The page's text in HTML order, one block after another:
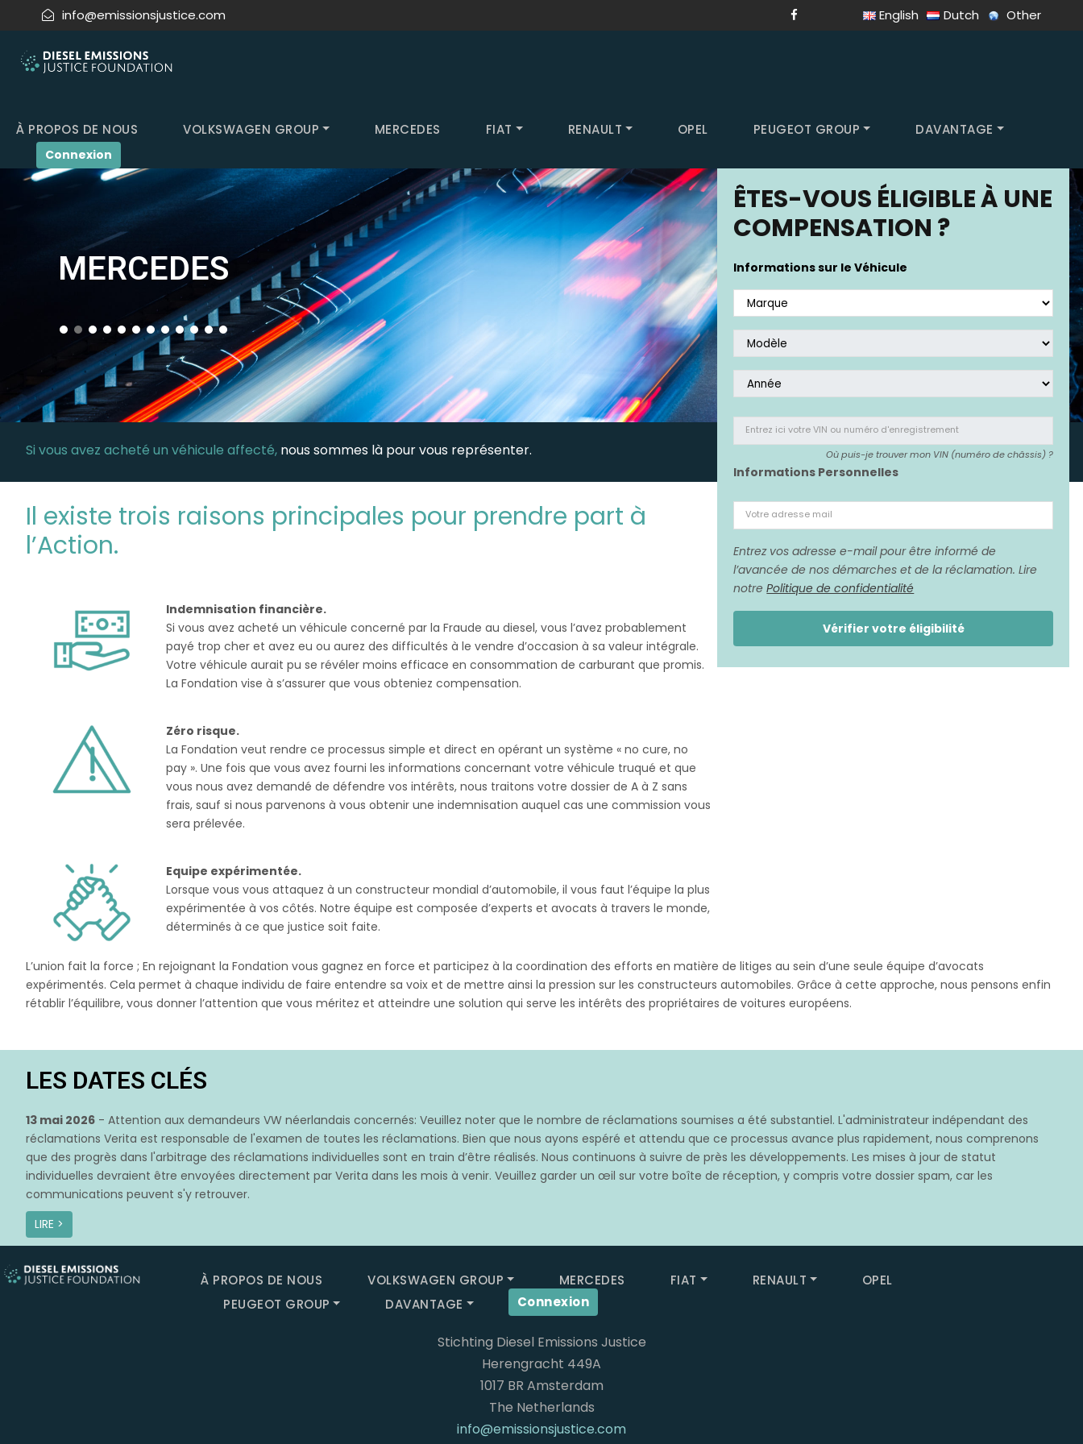
info@emissionsjustice.com English Dutch Other
À PROPOS DE NOUS VOLKSWAGEN GROUP MERCEDES FIAT RENAULT OPEL PEUGEOT GROUP DAVANTAGE
Connexion
MERCEDES
ÊTES-VOUS ÉLIGIBLE À UNE
COMPENSATION ?
Informations sur le Véhicule
Entrez ici votre VIN ou numéro d'enregistrement
Où puis-je trouver mon VIN (numéro de châssis) ?
Informations Personnelles
Votre adresse mail
Entrez vos adresse e-mail pour être informé de
l’avancée de nos démarches et de la réclamation. Lire
notrePolitique de confidentialité
Vérifier votre éligibilité
Si vous avez acheté un véhicule affecté, nous sommes là pour vous représenter.
Il existe trois raisons principales pour prendre part à
l’Action.
Indemnisation financière.
Si vous avez acheté un véhicule concerné par la Fraude au diesel, vous l’avez probablement
payé trop cher et avez eu ou aurez des difficultés à le vendre d’occasion à sa valeur intégrale.
Votre véhicule aurait pu se révéler moins efficace en consommation de carburant que promis.
La Fondation vise à s’assurer que vous obteniez compensation.
Zéro risque.
La Fondation veut rendre ce processus simple et direct en opérant un système « no cure, no
pay ». Une fois que vous avez fourni les informations concernant votre véhicule truqué et que
vous nous avez demandé de défendre vos intérêts, nous traitons votre dossier de A à Z sans
frais, sauf si nous parvenons à vous obtenir une indemnisation auquel cas une commission vous
sera prélevée.
Equipe expérimentée.
Lorsque vous vous attaquez à un constructeur mondial d’automobile, il vous faut l’équipe la plus
expérimentée à vos côtés. Notre équipe est composée d’experts et avocats à travers le monde,
déterminés à ce que justice soit faite.
L’union fait la force ; En rejoignant la Fondation vous gagnez en force et participez à la coordination des efforts en matière de litiges au sein d’une seule équipe d’avocats
expérimentés. Cela permet à chaque individu de faire entendre sa voix et de mettre ainsi la pression sur les constructeurs automobiles. Grâce à cette approche, nous pensons enfin
rétablir l’équilibre, vous donner l’attention que vous méritez et atteindre une solution qui serve les intérêts des propriétaires de voitures européens.
LES DATES CLÉS
13 mai 2026 - Attention aux demandeurs VW néerlandais concernés: Veuillez noter que le nombre de réclamations soumises a été substantiel. L'administrateur indépendant des
réclamations Verita est responsable de l'examen de toutes les réclamations. Bien que nous ayons espéré et attendu que ce processus avance plus rapidement, nous comprenons
que des progrès dans l'arbitrage des réclamations individuelles sont en train d’être réalisés. Nous continuons à suivre de près les développements. Les mises à jour de statut
individuelles devraient être envoyées directement par Verita dans les mois à venir. Veuillez garder un œil sur votre boîte de réception, y compris votre dossier spam, car les
communications peuvent s'y retrouver.
LIRE >
À PROPOS DE NOUS VOLKSWAGEN GROUP MERCEDES FIAT RENAULT
OPEL
PEUGEOT GROUP
DAVANTAGE Connexion
Stichting Diesel Emissions Justice
Herengracht 449A
1017 BR Amsterdam
The Netherlands
info@emissionsjustice.com